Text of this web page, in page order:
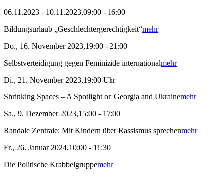
06.11.2023 - 10.11.2023,09:00 - 16:00
Bildungsurlaub „Geschlechtergerechtigkeit“mehr
Do., 16. November 2023,19:00 - 21:00
Selbstverteidigung gegen Feminizide internationalmehr
Di., 21. November 2023,19:00 Uhr
Shrinking Spaces – A Spotlight on Georgia and Ukrainemehr
Sa., 9. Dezember 2023,15:00 - 17:00
Randale Zentrale: Mit Kindern über Rassismus sprechenmehr
Fr., 26. Januar 2024,10:00 - 11:30
Die Politische Krabbelgruppemehr